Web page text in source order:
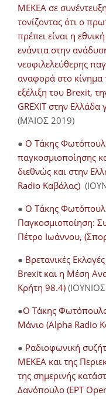
ΜΕΚΕΑ σε
τονίζοντας ότι ο
πρέπει είναι η
ενάντια στην
νεοφιλελεύθερης
αναφορά στο κίνημα
εξέλιξη του Brexit,
GREXIT στην
(ΜΆΙΟΣ 2019)
● Ο Τάκης
παγκοσμιοποίησης
διεθνώς και στην
Radio Καβάλας)
● Ο Τάκης
Παγκοσμιοποίηση:
Πέτρο Ιωάννου,
● Βρετανικές
Brexit και η Μέση
Κρήτη 98.4)
●O Τάκης
Μάνιο (Alpha Radio
● Ραδιοφωνική
ΜΕΚΕΑ και της
της σημερινής
Δανόπουλο (ΕΡΤ